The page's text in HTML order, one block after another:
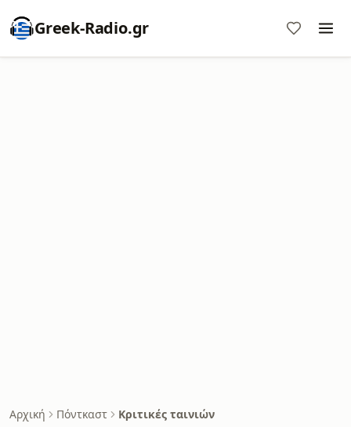
Greek-Radio.gr
Αρχική Πόντκαστ Κριτικές ταινιών